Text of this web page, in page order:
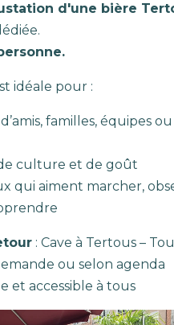
d'une bière
idéale pour :
familles, équipes ou
culture et de goût
qui aiment marcher,
: Cave à Tertous –
ou selon agenda
et accessible à tous